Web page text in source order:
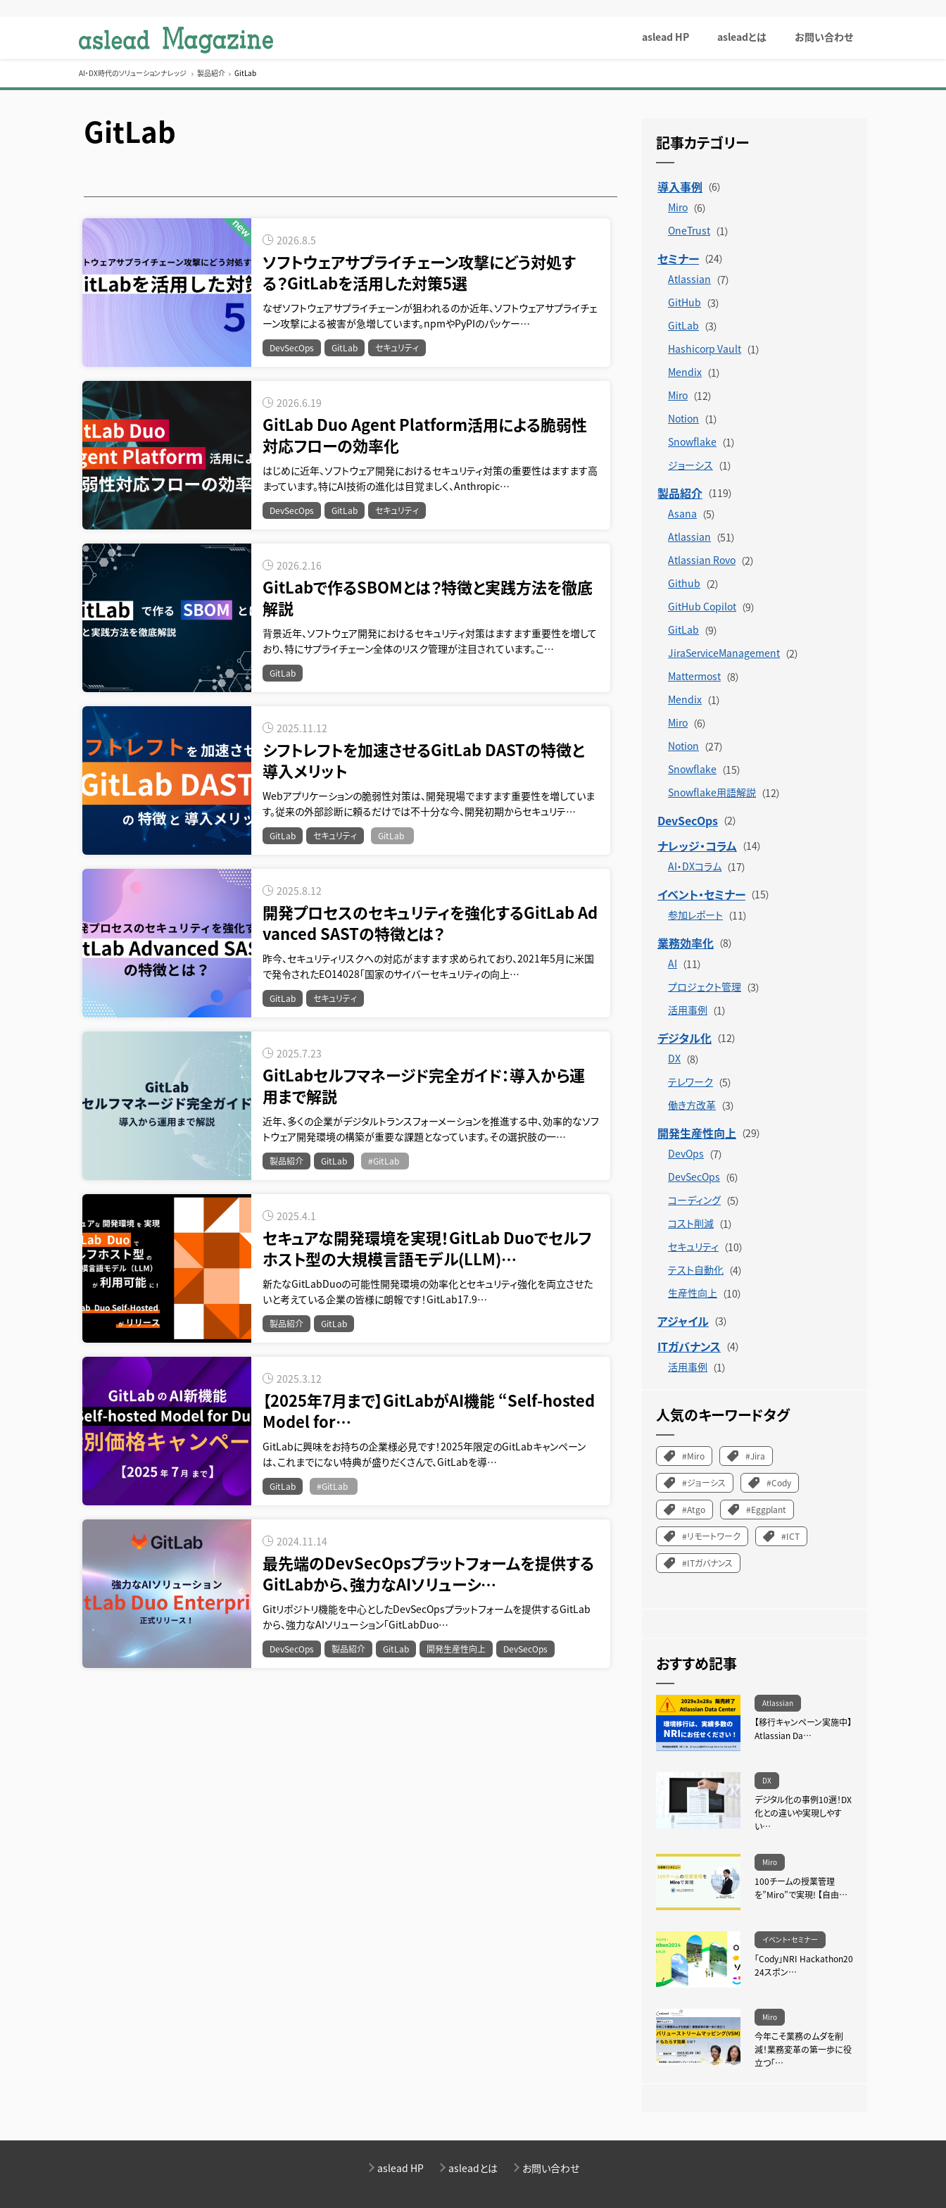
o
aslead HP asleadとは お問い合わせ
AI・DX時代のソリューションナレッジ 製品紹介 GitLab
GitLab
2026.8.5
ソフトウェアサプライチェーン攻撃にどう対処す
る？GitLabを活用した対策5選
なぜソフトウェアサプライチェーンが狙われるのか近年、ソフトウェアサプライチェ
ーン攻撃による被害が急増しています。npmやPyPIのパッケー…
DevSecOps GitLab セキュリティ
2026.6.19
GitLab Duo Agent Platform活用による脆弱性
対応フローの効率化
はじめに近年、ソフトウェア開発におけるセキュリティ対策の重要性はますます高
まっています。特にAI技術の進化は目覚ましく、Anthropic…
DevSecOps GitLab セキュリティ
2026.2.16
GitLabで作るSBOMとは？特徴と実践方法を徹底
解説
背景近年、ソフトウェア開発におけるセキュリティ対策はますます重要性を増して
おり、特にサプライチェーン全体のリスク管理が注目されています。こ…
GitLab
2025.11.12
シフトレフトを加速させるGitLab DASTの特徴と
導入メリット
Webアプリケーションの脆弱性対策は、開発現場でますます重要性を増していま
す。従来の外部診断に頼るだけでは不十分な今、開発初期からセキュリテ…
GitLab セキュリティ GitLab
2025.8.12
開発プロセスのセキュリティを強化するGitLab Ad
vanced SASTの特徴とは？
昨今、セキュリティリスクへの対応がますます求められており、2021年5月に米国
で発令されたEO14028「国家のサイバーセキュリティの向上…
GitLab セキュリティ
2025.7.23
GitLabセルフマネージド完全ガイド：導入から運
用まで解説
近年、多くの企業がデジタルトランスフォーメーションを推進する中、効率的なソフ
トウェア開発環境の構築が重要な課題となっています。その選択肢の一…
製品紹介 GitLab #GitLab
2025.4.1
セキュアな開発環境を実現！GitLab Duoでセルフ
ホスト型の大規模言語モデル(LLM)…
新たなGitLabDuoの可能性開発環境の効率化とセキュリティ強化を両立させた
いと考えている企業の皆様に朗報です！GitLab17.9…
製品紹介 GitLab
2025.3.12
【2025年7月まで】GitLabがAI機能 “Self-hosted
Model for…
GitLabに興味をお持ちの企業様必見です！2025年限定のGitLabキャンペーン
は、これまでにない特典が盛りだくさんで、GitLabを導…
GitLab #GitLab
2024.11.14
最先端のDevSecOpsプラットフォームを提供する
GitLabから、強力なAIソリューシ…
Gitリポジトリ機能を中心としたDevSecOpsプラットフォームを提供するGitLab
から、強力なAIソリューション「GitLabDuo…
DevSecOps 製品紹介 GitLab 開発生産性向上 DevSecOps
記事カテゴリー
導入事例
Miro
OneTrust
セミナー
Atlassian
GitHub
GitLab
Hashicorp Vault
Mendix
Miro
Notion
Snowflake
ジョーシス
製品紹介
Asana
Atlassian
Atlassian Rovo
Github
GitHub Copilot
GitLab
JiraServiceManagement
Mattermost
Mendix
Miro
Notion
Snowflake
Snowflake用語解説
DevSecOps
ナレッジ・コラム
AI・DXコラム
イベント・セミナー
参加レポート
業務効率化
AI
プロジェクト管理
活用事例
デジタル化
DX
テレワーク
働き方改革
開発生産性向上
DevOps
DevSecOps
コーディング
コスト削減
セキュリティ
テスト自動化
生産性向上
アジャイル
ITガバナンス
活用事例
人気のキーワードタグ
#Miro #Jira
#ジョーシス #Cody
#Atgo #Eggplant
#リモートワーク #ICT
#ITガバナンス
おすすめ記事
Atlassian
【移行キャンペーン実施中】
Atlassian Da…
DX
デジタル化の事例10選！DX
化との違いや実現しやす
い…
Miro
100チームの授業管理
を”Miro”で実現! 【自由…
イベント・セミナー
「Cody」NRI Hackathon20
24スポン…
Miro
今年こそ業務のムダを削
減！業務変革の第一歩に役
立つ「…
aslead HP asleadとは お問い合わせ